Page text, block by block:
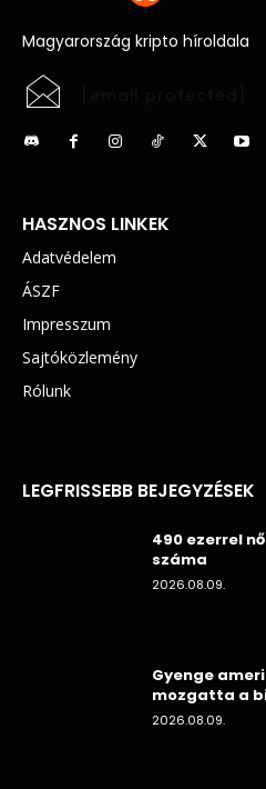
Magyarország kripto híroldala
HASZNOS LINKEK
Adatvédelem
ÁSZF
Impresszum
Sajtóközlemény
Rólunk
LEGFRISSEBB BEJEGYZÉSEK
490 ezerrel
száma
2026.08.09.
Gyenge
mozgatta a
2026.08.09.